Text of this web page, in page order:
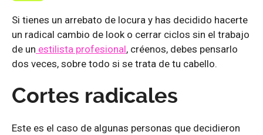
Si tienes un arrebato de locura y has decidido hacerte
un radical cambio de look o cerrar ciclos sin el trabajo
de un estilista profesional, créenos, debes pensarlo
dos veces, sobre todo si se trata de tu cabello.
Cortes radicales
Este es el caso de algunas personas que decidieron